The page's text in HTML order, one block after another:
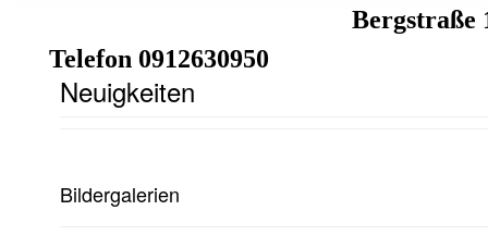
Bergstraße
Telefon 0912630950
Neuigkeiten
Bildergalerien